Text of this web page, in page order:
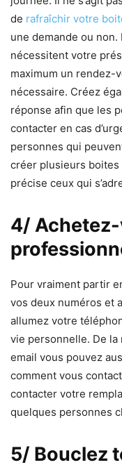
de rafraîchir votre
une demande ou non.
nécessitent votre
maximum un rendez-
nécessaire. Créez
réponse afin que les
contacter en cas
personnes qui
créer plusieurs boites
précise ceux qui
4/
Pour vraiment partir
vos deux numéros et
allumez votre
vie personnelle. De
email vous pouvez
comment vous
contacter votre
quelques personnes
5/ Bouclez